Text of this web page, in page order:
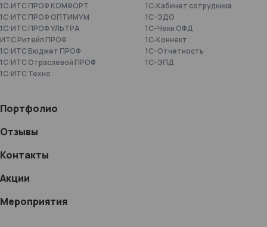
1С:ИТС ПРОФ КОМФОРТ
1С:ИТС ПРОФ ОПТИМУМ
1С:ИТС ПРОФ УЛЬТРА
ИТС Ритейл ПРОФ
1С:ИТС Бюджет ПРОФ
1С:ИТС Отраслевой ПРОФ
1С:ИТС Техно
1С:Кабинет сотрудника
1С-ЭДО
1С-Чеки ОФД
1С‑Коннект
1C-Отчетность
1С-ЭПД
Портфолио
Отзывы
Контакты
Акции
Мероприятия